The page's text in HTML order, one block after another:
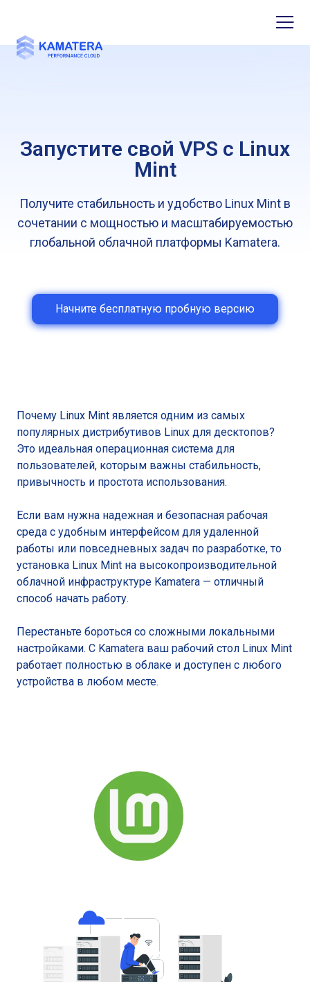
Запустите свой VPS с Linux
Mint
Получите стабильность и удобство Linux Mint в
сочетании с мощностью и масштабируемостью
глобальной облачной платформы Kamatera.
Начните бесплатную пробную версию
Почему Linux Mint является одним из самых
популярных дистрибутивов Linux для десктопов?
Это идеальная операционная система для
пользователей, которым важны стабильность,
привычность и простота использования.
Если вам нужна надежная и безопасная рабочая
среда с удобным интерфейсом для удаленной
работы или повседневных задач по разработке, то
установка Linux Mint на высокопроизводительной
облачной инфраструктуре Kamatera — отличный
способ начать работу.
Перестаньте бороться со сложными локальными
настройками. С Kamatera ваш рабочий стол Linux Mint
работает полностью в облаке и доступен с любого
устройства в любом месте.